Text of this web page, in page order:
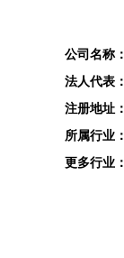
公司名称：
法人代表：
注册地址：
所属行业：
更多行业：